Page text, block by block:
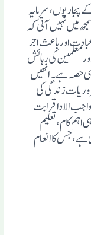
سرمایہ
میں نہیں آتی کہ
اور باعث اجر
معلمین کی رہائش
ہی حصہ ہے ۔ انھیں
زندگی کی
الادا قرابت
کام ، تعلیم
جس کا انعام